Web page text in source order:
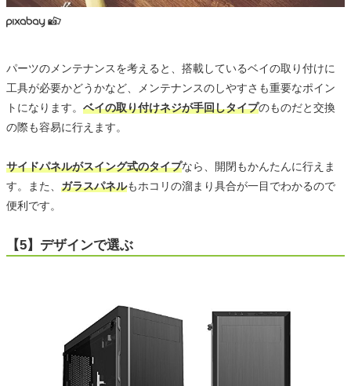
パーツのメンテナンスを考えると、搭載しているベイの取り付けに
工具が必要かどうかなど、メンテナンスのしやすさも重要なポイン
トになります。 ベイの取り付けネジが手回しタイプのものだと交換
の際も容易に行えます。
サイドパネルがスイング式のタイプなら、開閉もかんたんに行えま
す。また、 ガラスパネルもホコリの溜まり具合が一目でわかるので
便利です。
【5】デザインで選ぶ